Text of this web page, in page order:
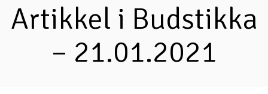
Artikkel i Budstikka
– 21.01.2021